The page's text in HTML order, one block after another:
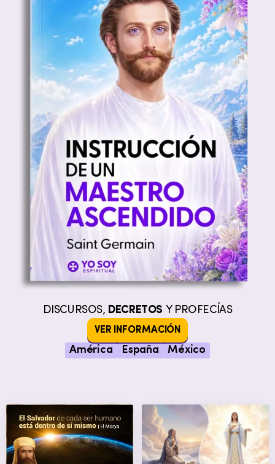
DISCURSOS, DECRETOS Y PROFECÍAS
VER INFORMACIÓN
América España México